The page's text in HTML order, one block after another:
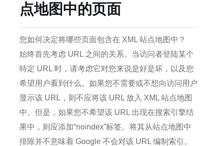
点地图中的页面
您如何决定将哪些页面包含在 XML 站点地图中？
始终首先考虑 URL 之间的关系。 当访问者登陆某个
特定 URL 时，请考虑它对您来说是好是坏，以及您
希望用户看到什么。 如果您不需要或不想向访问用户
显示该 URL，则不应将该 URL 放入 XML 站点地图
中。 但是，如果您不希望该 URL 出现在搜索引擎结
果中，则应添加“noindex”标签。 将其从站点地图中
排除并不意味着 Google 不会对该 URL 编制索引。